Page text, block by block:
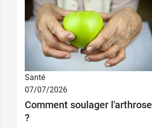
Santé
07/07/2026
Comment soulager l'arthrose
?